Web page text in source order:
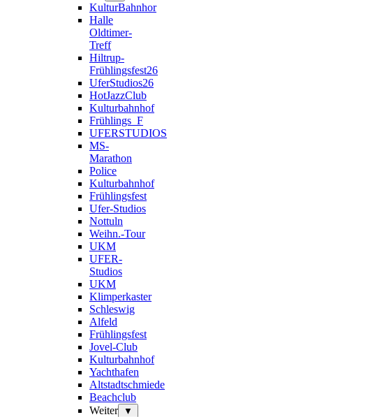
KulturBahnhor
Halle
Oldtimer-
Treff
Hiltrup-
Frühlingsfest26
UferStudios26
HotJazzClub
Kulturbahnhof
Frühlings_F
UFERSTUDIOS
MS-
Marathon
Police
Kulturbahnhof
Frühlingsfest
Ufer-Studios
Nottuln
Weihn.-Tour
UKM
UFER-
Studios
UKM
Klimperkaster
Schleswig
Alfeld
Frühlingsfest
Jovel-Club
Kulturbahnhof
Yachthafen
Altstadtschmiede
Beachclub
Weiter
▼